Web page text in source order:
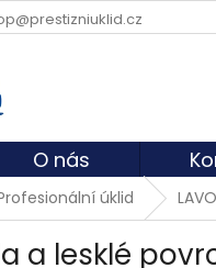
O nás
úklid
a lesklé